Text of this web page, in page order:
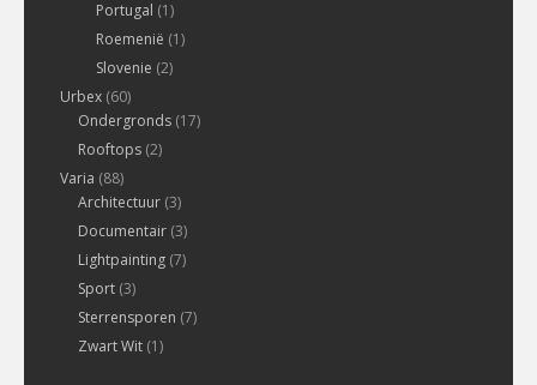
Portugal (1)
Roemenië (1)
Slovenie (2)
Urbex (60)
Ondergronds (17)
Rooftops (2)
Varia (88)
Architectuur (3)
Documentair (3)
Lightpainting (7)
Sport (3)
Sterrensporen (7)
Zwart Wit (1)